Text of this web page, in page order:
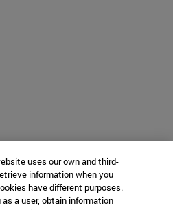
uses our own and third-
information when you
have different purposes.
a user, obtain information